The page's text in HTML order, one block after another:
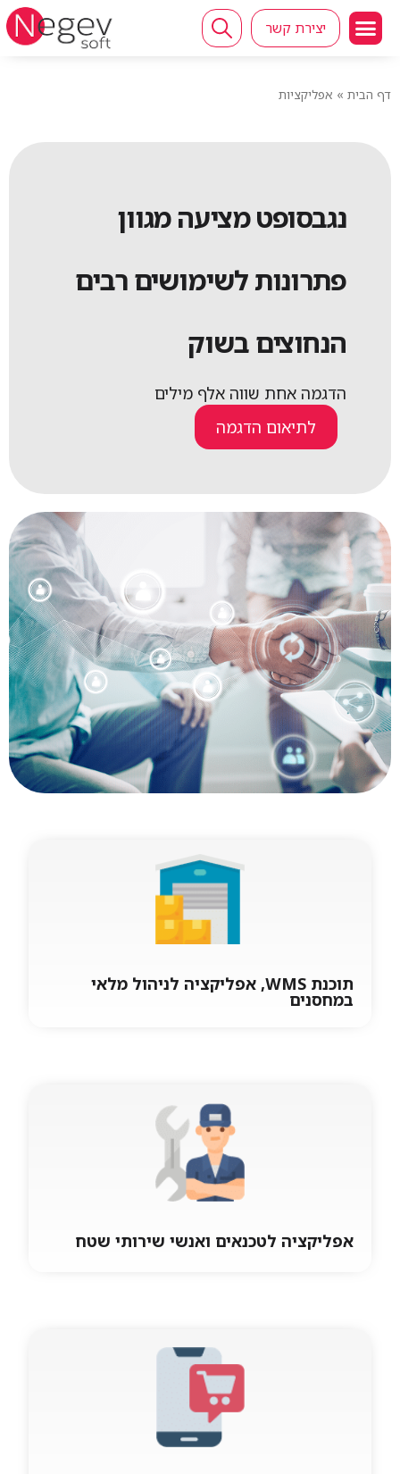
יצירת קשר
דף הבית » אפליקציות
נגבסופט מציעה מגוון
פתרונות לשימושים רבים
הנחוצים בשוק
הדגמה אחת שווה אלף מילים
לתיאום הדגמה
תוכנת WMS, אפליקציה לניהול מלאי
במחסנים
מערכת ניהול מחסנים WMS מלאה ועצמאית ניהול
גלים, תהליכים של ליקוט, רענון, אחסון, ספירות
מלאי, השמדות, החזרות מלקוח, העברות בין
אפליקציה לטכנאים ואנשי שירותי שטח
מערכת שירות וטכנאי שטח ניהול קריאות שירות,
טכנאים, חלקים, מחסן טכנאי, דווח תקלות, דווח
שעות עבודה, הפקת מסמכים, החתמת לקוח,